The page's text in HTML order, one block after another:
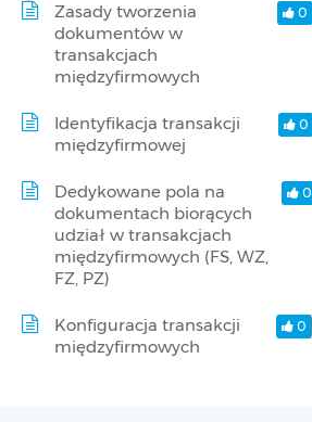
Zasady tworzenia
dokumentów w
transakcjach
międzyfirmowych
0
Identyfikacja transakcji
międzyfirmowej
0
Dedykowane pola na
dokumentach biorących
udział w transakcjach
międzyfirmowych (FS, WZ,
FZ, PZ)
0
Konfiguracja transakcji
międzyfirmowych
0